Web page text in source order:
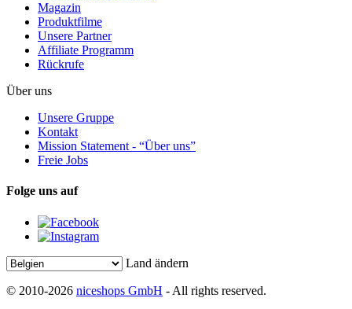
Magazin
Produktfilme
Unsere Partner
Affiliate Programm
Rückrufe
Über uns
Unsere Gruppe
Kontakt
Mission Statement - “Über uns”
Freie Jobs
Folge uns auf
Land ändern
© 2010-2026 niceshops GmbH - All rights reserved.